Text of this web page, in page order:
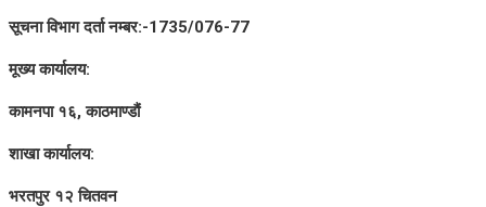
सूचना विभाग दर्ता नम्बर:-1735/076-77
मूख्य कार्यालय:
कामनपा १६, काठमाण्डौं
शाखा कार्यालय:
भरतपुर १२ चितवन